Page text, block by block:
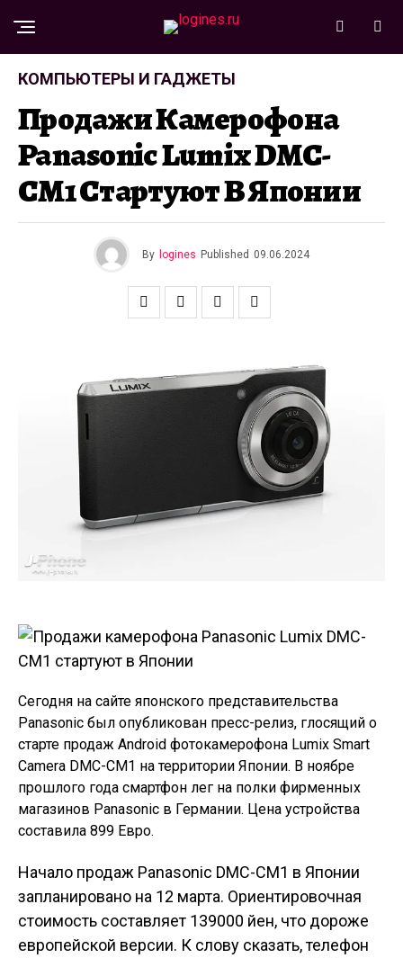
КОМПЬЮТЕРЫ И ГАДЖЕТЫ
Продажи Камерофона
Panasonic Lumix DMC-
CM1 Стартуют В Японии
By logines Published 09.06.2024
Сегодня на сайте японского представительства
Panasonic был опубликован пресс-релиз, глосящий о
старте продаж Android фотокамерофона Lumix Smart
Camera DMC-CM1 на территории Японии. В ноябре
прошлого года смартфон лег на полки фирменных
магазинов Panasonic в Германии. Цена устройства
составила 899 Евро.
Начало продаж Panasonic DMC-CM1 в Японии
запланировано на 12 марта. Ориентировочная
стоимость составляет 139000 йен, что дороже
европейской версии. К слову сказать, телефон